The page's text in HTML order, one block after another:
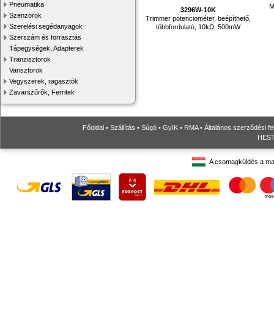
Pneumatika
Szenzorok
Szerelési segédanyagok
Szerszám és forrasztás
Tápegységek, Adapterek
Tranzisztorok
Varisztorok
Vegyszerek, ragasztók
Zavarszűrők, Ferritek
3296W-10K
Trimmer potenciométer, beépíthető,
többfordulatú, 10kΩ, 500mW
Főoldal • Szállítás • Súgó • GyIK • RMA• Általános szerződési
A csomagküldés a